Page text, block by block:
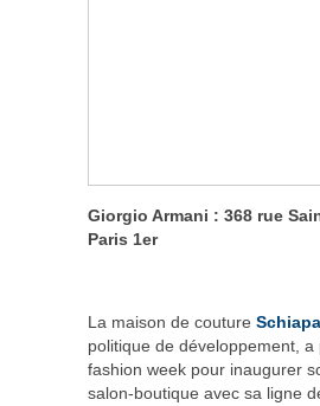
Giorgio Armani : 368 rue
Paris 1er
La maison de couture
politique de développement, a
fashion week pour inaugurer
salon-boutique avec sa ligne